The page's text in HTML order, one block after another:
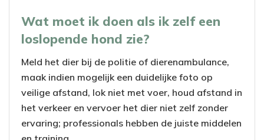
Wat moet ik doen als ik zelf een
loslopende hond zie?
Meld het dier bij de politie of dierenambulance,
maak indien mogelijk een duidelijke foto op
veilige afstand, lok niet met voer, houd afstand in
het verkeer en vervoer het dier niet zelf zonder
ervaring; professionals hebben de juiste middelen